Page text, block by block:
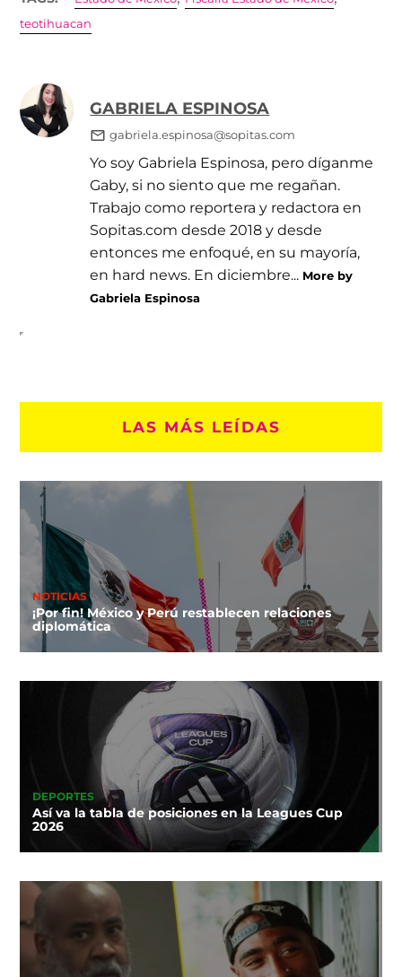
teotihuacan
GABRIELA ESPINOSA
gabriela.espinosa@sopitas.com
Yo soy Gabriela Espinosa, pero díganme
Gaby, si no siento que me regañan.
Trabajo como reportera y redactora en
Sopitas.com desde 2018 y desde
entonces me enfoqué, en su mayoría,
en hard news. En diciembre... More by
Gabriela Espinosa
LAS MÁS LEÍDAS
NOTICIAS
¡Por fin! México y Perú restablecen relaciones
diplomática
DEPORTES
Así va la tabla de posiciones en la Leagues Cup
2026